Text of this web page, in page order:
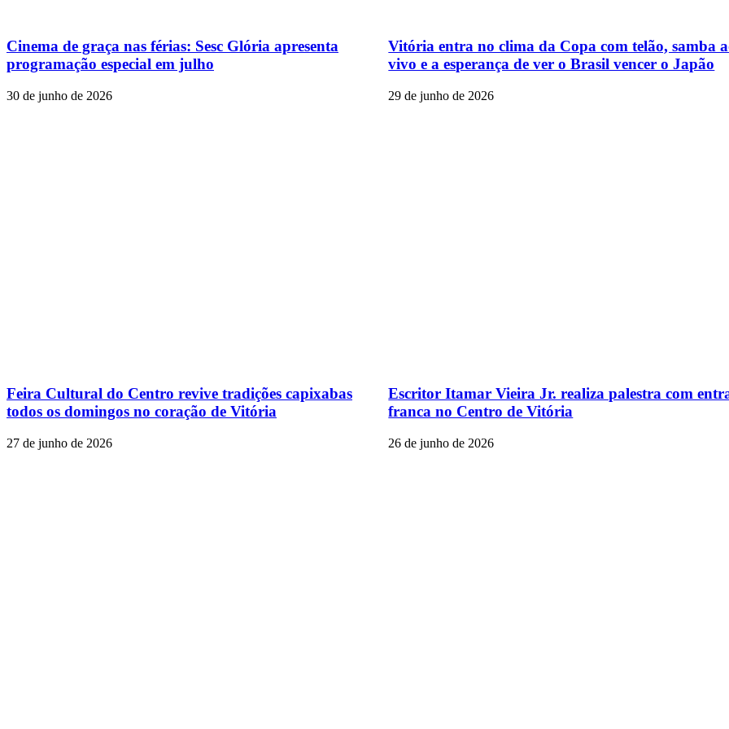
Cinema de graça nas férias: Sesc Glória apresenta
programação especial em julho
30 de junho de 2026
Vitória entra no clima da Copa com telão, samba
vivo e a esperança de ver o Brasil vencer o Japão
29 de junho de 2026
Feira Cultural do Centro revive tradições capixabas
todos os domingos no coração de Vitória
27 de junho de 2026
Escritor Itamar Vieira Jr. realiza palestra com
franca no Centro de Vitória
26 de junho de 2026